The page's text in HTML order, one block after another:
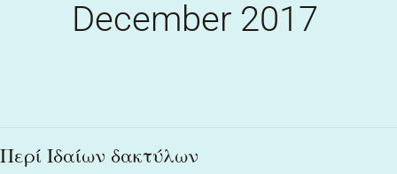
December 2017
Περί Ιδαίων δακτύλων
Περί